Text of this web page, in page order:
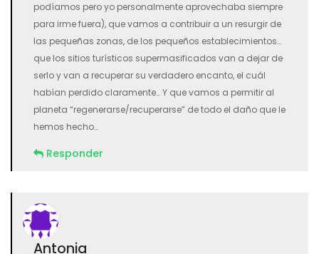
podíamos pero yo personalmente aprovechaba siempre
para irme fuera), que vamos a contribuir a un resurgir de
las pequeñas zonas, de los pequeños establecimientos…
que los sitios turísticos supermasificados van a dejar de
serlo y van a recuperar su verdadero encanto, el cuál
habían perdido claramente… Y que vamos a permitir al
planeta “regenerarse/recuperarse” de todo el daño que le
hemos hecho…
Responder
Antonia